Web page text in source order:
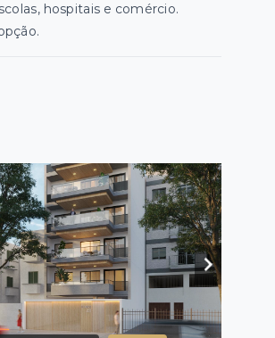
hospitais e comércio.